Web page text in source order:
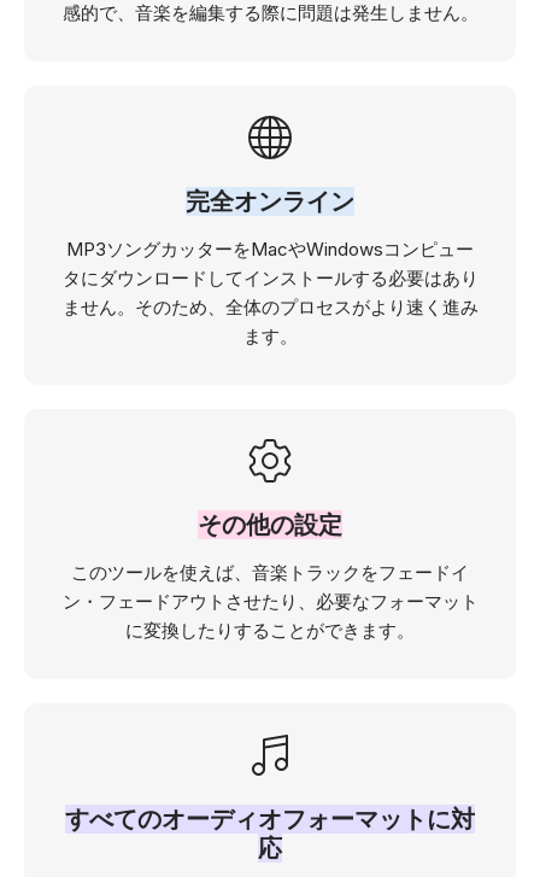
感的で、音楽を編集する際に問題は発生しません。
完全オンライン
MP3ソングカッターをMacやWindowsコンピュー
タにダウンロードしてインストールする必要はあり
ません。そのため、全体のプロセスがより速く進み
ます。
その他の設定
このツールを使えば、音楽トラックをフェードイ
ン・フェードアウトさせたり、必要なフォーマット
に変換したりすることができます。
すべてのオーディオフォーマットに対
応